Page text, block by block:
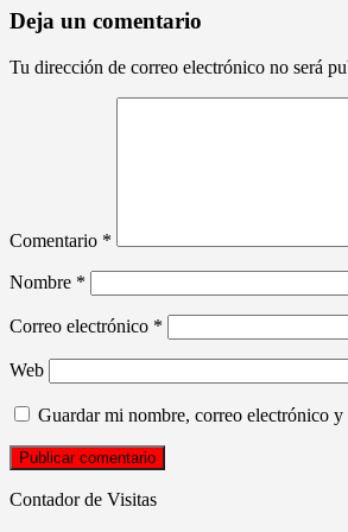
Deja un comentario
Tu dirección de correo electrónico no será
Comentario *
Nombre *
Correo electrónico *
Web
Guardar mi nombre, correo electrónico
Contador de Visitas